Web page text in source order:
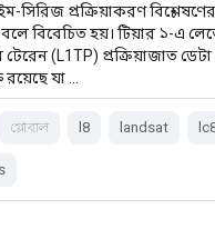
সিরিজ প্রক্রিয়াকরণ
বিবেচিত হয়। টিয়ার ১-এ
টেরেন (L1TP) প্রক্রিয়াজাত ডেটা
রয়েছে যা …
গ্লোবাল l8 landsat